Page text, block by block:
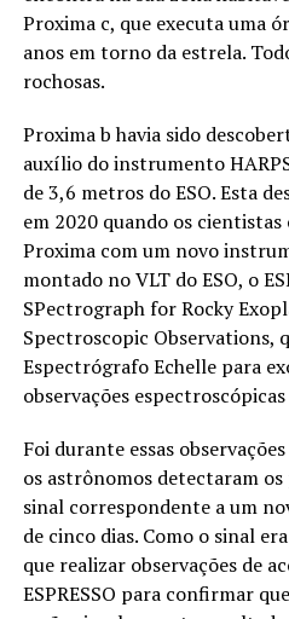
Proxima c, que executa uma
anos em torno da estrela.
rochosas.
Proxima b havia sido
auxílio do instrumento
de 3,6 metros do ESO. Esta
em 2020 quando os
Proxima com um novo
montado no VLT do ESO, o
SPectrograph for Rocky
Spectroscopic Observations,
Espectrógrafo Echelle para
observações espectroscópicas
Foi durante essas
os astrônomos detectaram
sinal correspondente a um
de cinco dias. Como o sinal
que realizar observações de
ESPRESSO para confirmar